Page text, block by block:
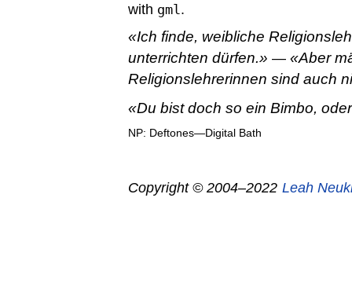
with gml .
Ich finde, weibliche
unterrichten dürfen.
— Aber
Religionslehrerinnen sind auch
Du bist doch so ein Bimbo,
NP: Deftones—Digital Bath
Copyright © 2004–2022 Leah